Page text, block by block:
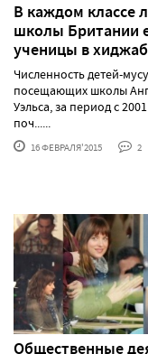
В каждом классе
школы Британии
ученицы в
Численность детей-
посещающих школы
Уэльса, за период с
поч......
16 ФЕВРАЛЯ'2015 2
Общественные